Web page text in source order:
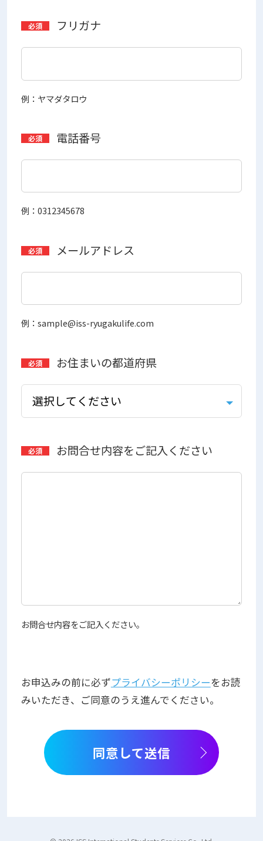
フリガナ
例：ヤマダタロウ
電話番号
例：0312345678
メールアドレス
例：sample@iss-ryugakulife.com
お住まいの都道府県
お問合せ内容をご記入ください
お問合せ内容をご記入ください。
お申込みの前に必ずプライバシーポリシーをお読
みいただき、ご同意のうえ進んでください。
同意して送信